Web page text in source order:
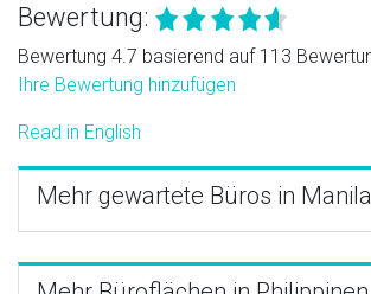
Bewertung:
Bewertung 4.7 basierend auf 113
Ihre Bewertung hinzufügen
Read in English
Mehr gewartete Büros in Manila